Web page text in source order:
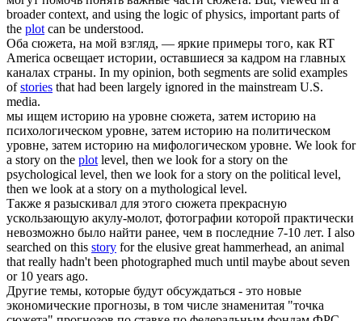
broader context, and using the logic of physics, important parts of
the plotcan be understood.
Оба сюжета, на мой взгляд, — яркие примеры того, как RT
America освещает истории, оставшиеся за кадром на главных
каналах страны. In my opinion, both segments are solid examples
ofstories that had been largely ignored in the mainstream U.S.
media.
мы ищем историю на уровне сюжета, затем историю на
психологическом уровне, затем историю на политическом
уровне, затем историю на мифологическом уровне. We look for
a story on the plotlevel, then we look for a story on the
psychological level, then we look for a story on the political level,
then we look at a story on a mythological level.
Также я разыскивал для этого сюжета прекрасную
ускользающую акулу-молот, фотографии которой практически
невозможно было найти ранее, чем в последние 7-10 лет. I also
searched on this story for the elusive great hammerhead, an animal
that really hadn't been photographed much until maybe about seven
or 10 years ago.
Другие темы, которые будут обсуждаться - это новые
экономические прогнозы, в том числе знаменитая "точка